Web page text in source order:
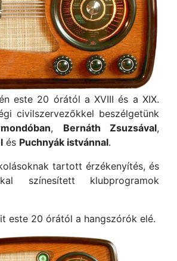
este 20 órától a XVIII és a XIX.
civilszervezőkkel beszélgetünk
, Bernáth Zsuzsával,
és Puchnyák istvánnal.
tartott érzékenyítés, és
színesített klubprogramok
este 20 órától a hangszórók elé.